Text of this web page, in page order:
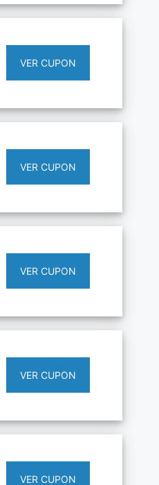
VER CUPON
VER CUPON
VER CUPON
VER CUPON
VER CUPON